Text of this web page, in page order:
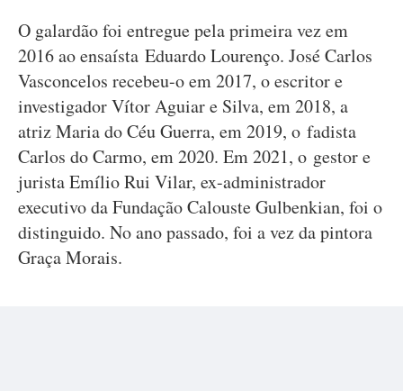
O galardão foi entregue pela primeira vez em
2016 ao ensaísta Eduardo Lourenço. José Carlos
Vasconcelos recebeu-o em 2017, o escritor e
investigador Vítor Aguiar e Silva, em 2018, a
atriz Maria do Céu Guerra, em 2019, o fadista
Carlos do Carmo, em 2020. Em 2021, o gestor e
jurista Emílio Rui Vilar, ex-administrador
executivo da Fundação Calouste Gulbenkian, foi o
distinguido. No ano passado, foi a vez da pintora
Graça Morais.